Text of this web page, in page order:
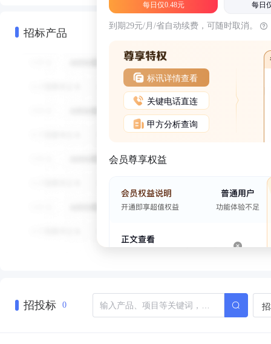
招标产品
每日仅0.48元 每日
到期29元/月/省自动续费，可随时取消。
标讯详情查看
关键电话直连
甲方分析查询
会员尊享权益
招投标 0